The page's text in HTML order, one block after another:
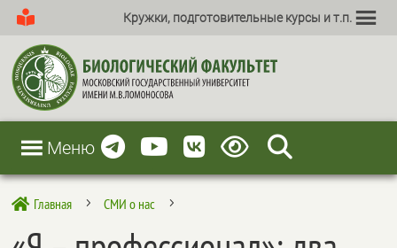
Кружки, подготовительные курсы и т.п.
Меню
 Главная 5 СМИ о нас 5